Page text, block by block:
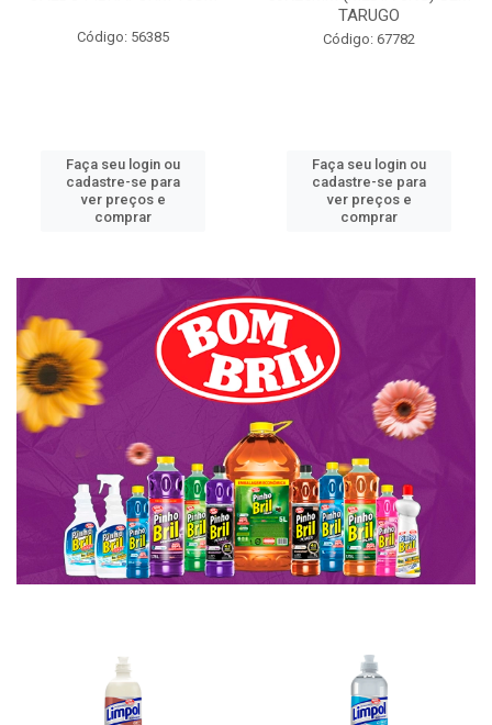
Código: 56385
Faça seu login ou
cadastre-se para
ver preços e
comprar
TARUGO
Código: 67782
Faça seu login ou
cadastre-se para
ver preços e
comprar